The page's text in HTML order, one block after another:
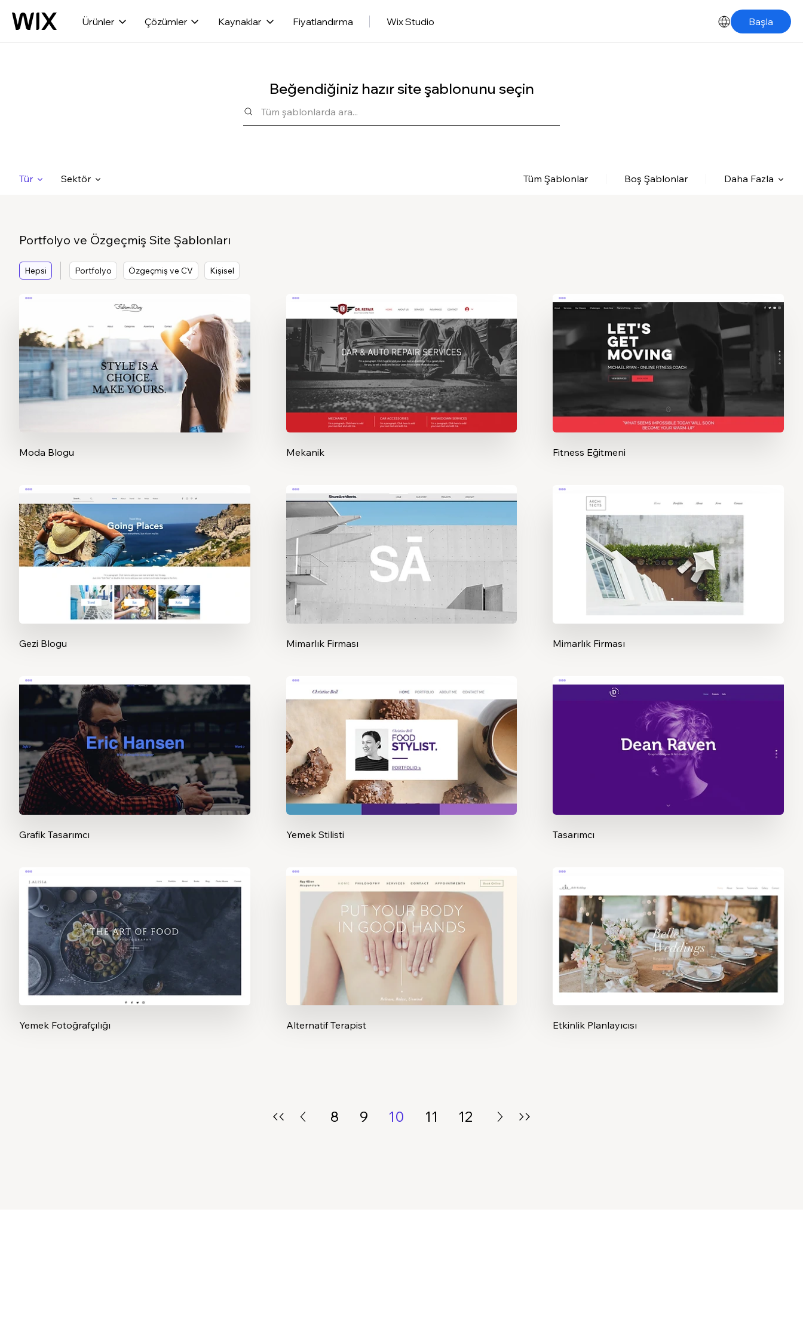
Ürünler Çözümler Kaynaklar Fiyatlandırma Wix Studio Başla
Beğendiğiniz hazır site şablonunu seçin
Tür Sektör Tüm Şablonlar Boş Şablonlar Daha Fazla
Portfolyo ve Özgeçmiş Site Şablonları
Hepsi Portfolyo Özgeçmiş ve CV Kişisel
Moda Blogu Mekanik Fitness Eğitmeni
Gezi Blogu Mimarlık Firması Mimarlık Firması
Grafik Tasarımcı Yemek Stilisti Tasarımcı
Yemek Fotoğrafçılığı Alternatif Terapist Etkinlik Planlayıcısı
8 9 10 11 12